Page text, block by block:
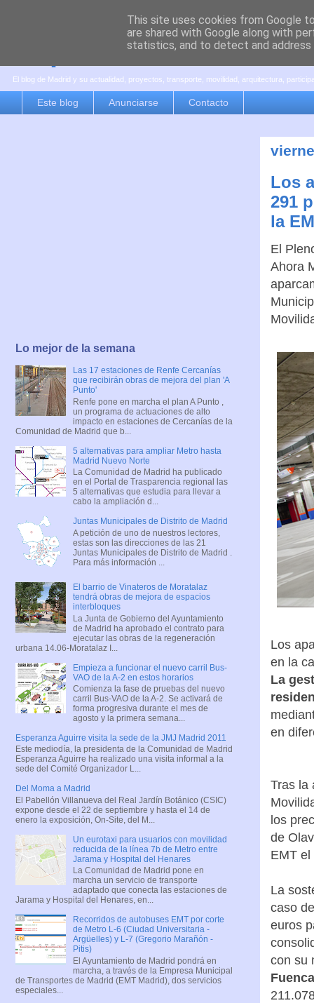
es por madrid
El blog de Madrid y su actualidad, proyectos, transporte, movilidad, arquitectura,
Este blog Anunciarse Contacto
Los
291
la
El
Ahora
Los
en la
La
en
Tras la
los
de
EMT
La
caso
euros
con su
Lo mejor de la semana
Las 17 estaciones de Renfe Cercanías
que recibirán obras de mejora del plan 'A
Punto'
Renfe pone en marcha el plan A Punto ,
un programa de actuaciones de alto
impacto en estaciones de Cercanías de la
Comunidad de Madrid que b...
5 alternativas para ampliar Metro hasta
Madrid Nuevo Norte
La Comunidad de Madrid ha publicado
en el Portal de Trasparencia regional las
5 alternativas que estudia para llevar a
cabo la ampliación d...
Juntas Municipales de Distrito de Madrid
A petición de uno de nuestros lectores,
estas son las direcciones de las 21
Juntas Municipales de Distrito de Madrid .
Para más información ...
El barrio de Vinateros de Moratalaz
tendrá obras de mejora de espacios
interbloques
La Junta de Gobierno del Ayuntamiento
de Madrid ha aprobado el contrato para
ejecutar las obras de la regeneración
urbana 14.06-Moratalaz I...
Empieza a funcionar el nuevo carril Bus-
VAO de la A-2 en estos horarios
Comienza la fase de pruebas del nuevo
carril Bus-VAO de la A-2. Se activará de
forma progresiva durante el mes de
agosto y la primera semana...
Esperanza Aguirre visita la sede de la JMJ Madrid 2011
Este mediodía, la presidenta de la Comunidad de Madrid
Esperanza Aguirre ha realizado una visita informal a la
sede del Comité Organizador L...
Del Moma a Madrid
El Pabellón Villanueva del Real Jardín Botánico (CSIC)
expone desde el 22 de septiembre y hasta el 14 de
enero la exposición, On-Site, del M...
Un eurotaxi para usuarios con movilidad
reducida de la línea 7b de Metro entre
Jarama y Hospital del Henares
La Comunidad de Madrid pone en
marcha un servicio de transporte
adaptado que conecta las estaciones de
Jarama y Hospital del Henares, en...
Recorridos de autobuses EMT por corte
de Metro L-6 (Ciudad Universitaria -
Argüelles) y L-7 (Gregorio Marañón -
Pitis)
El Ayuntamiento de Madrid pondrá en
marcha, a través de la Empresa Municipal
de Transportes de Madrid (EMT Madrid), dos servicios
especiales...
This site uses cookies from Google
are shared with Google along with
statistics, and to detect and address